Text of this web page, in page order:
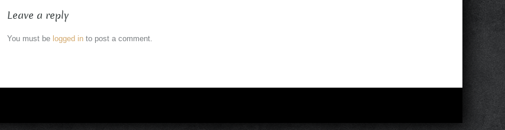
Leave a reply
You must be logged in to post a comment.